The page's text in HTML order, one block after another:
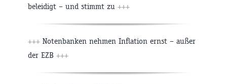
beleidigt – und stimmt zu +++
+++ Notenbanken nehmen Inflation ernst – außer
der EZB +++